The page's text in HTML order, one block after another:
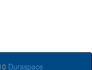
Duraspace